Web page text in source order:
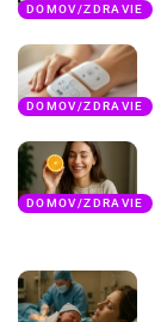
DOMOV/ZDRAVIE
DOMOV/ZDRAVIE
DOMOV/ZDRAVIE